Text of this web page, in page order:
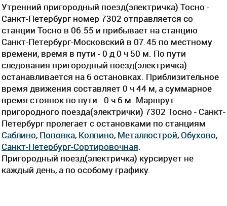
Утренний пригородный поезд(электричка) Тосно -
Санкт-Петербург номер 7302 отправляется со
станции Тосно в 06.55 и прибывает на станцию
Санкт-Петербург-Московский в 07.45 по местному
времени, время в пути - 0 д 0 ч 50 м. По пути
следования пригородный поезд(электричка)
останавливается на 6 остановках. Приблизительное
время движения составляет 0 ч 44 м, а суммарное
время стоянок по пути - 0 ч 6 м. Маршрут
пригородного поезда(электрички) 7302 Тосно - Санкт-
Петербург пролегает c остановками по станциям
Саблино, Поповка, Колпино, Металлострой,Обухово,
Санкт-Петербург-Сортировочная
Пригородный поезд(электричка) курсирует не
каждый день, а по особому графику.